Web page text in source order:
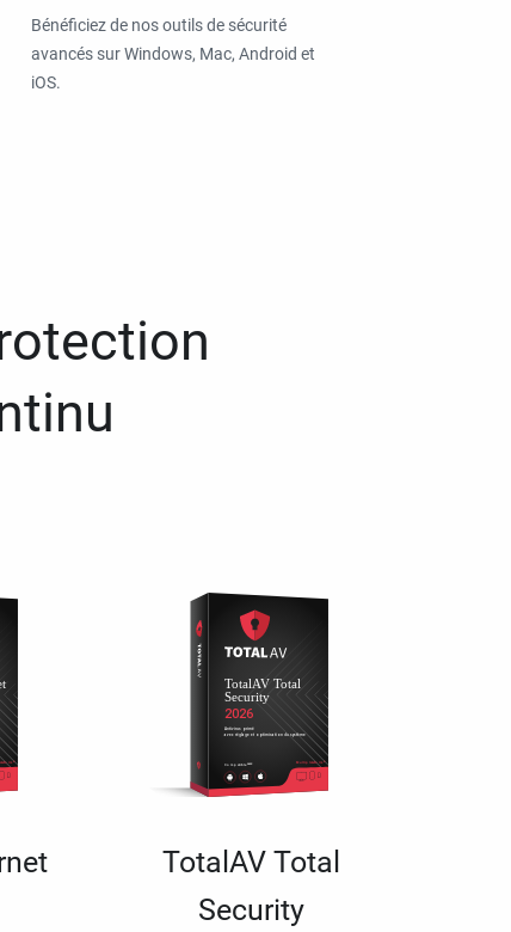
Bénéficiez de nos outils de sécurité
avancés sur Windows, Mac, Android et
iOS.
TotalAV Total
Security